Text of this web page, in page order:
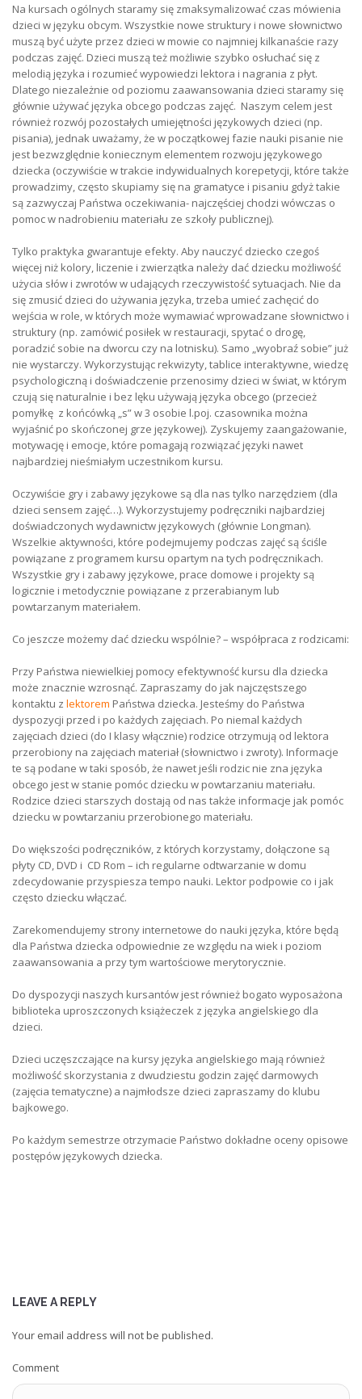
Na kursach ogólnych staramy się zmaksymalizować czas mówienia
dzieci w języku obcym. Wszystkie nowe struktury i nowe słownictwo
muszą być użyte przez dzieci w mowie co najmniej kilkanaście razy
podczas zajęć. Dzieci muszą też możliwie szybko osłuchać się z
melodią języka i rozumieć wypowiedzi lektora i nagrania z płyt.
Dlatego niezależnie od poziomu zaawansowania dzieci staramy się
głównie używać języka obcego podczas zajęć. Naszym celem jest
również rozwój pozostałych umiejętności językowych dzieci (np.
pisania), jednak uważamy, że w początkowej fazie nauki pisanie nie
jest bezwzględnie koniecznym elementem rozwoju językowego
dziecka (oczywiście w trakcie indywidualnych korepetycji, które także
prowadzimy, często skupiamy się na gramatyce i pisaniu gdyż takie
są zazwyczaj Państwa oczekiwania- najczęściej chodzi wówczas o
pomoc w nadrobieniu materiału ze szkoły publicznej).
Tylko praktyka gwarantuje efekty. Aby nauczyć dziecko czegoś
więcej niż kolory, liczenie i zwierzątka należy dać dziecku możliwość
użycia słów i zwrotów w udających rzeczywistość sytuacjach. Nie da
się zmusić dzieci do używania języka, trzeba umieć zachęcić do
wejścia w role, w których może wymawiać wprowadzane słownictwo i
struktury (np. zamówić posiłek w restauracji, spytać o drogę,
poradzić sobie na dworcu czy na lotnisku). Samo „wyobraź sobie” już
nie wystarczy. Wykorzystując rekwizyty, tablice interaktywne, wiedzę
psychologiczną i doświadczenie przenosimy dzieci w świat, w którym
czują się naturalnie i bez lęku używają języka obcego (przecież
pomyłkę z końcówką „s” w 3 osobie l.poj. czasownika można
wyjaśnić po skończonej grze językowej). Zyskujemy zaangażowanie,
motywację i emocje, które pomagają rozwiązać języki nawet
najbardziej nieśmiałym uczestnikom kursu.
Oczywiście gry i zabawy językowe są dla nas tylko narzędziem (dla
dzieci sensem zajęć…). Wykorzystujemy podręczniki najbardziej
doświadczonych wydawnictw językowych (głównie Longman).
Wszelkie aktywności, które podejmujemy podczas zajęć są ściśle
powiązane z programem kursu opartym na tych podręcznikach.
Wszystkie gry i zabawy językowe, prace domowe i projekty są
logicznie i metodycznie powiązane z przerabianym lub
powtarzanym materiałem.
Co jeszcze możemy dać dziecku wspólnie? – współpraca z rodzicami:
Przy Państwa niewielkiej pomocy efektywność kursu dla dziecka
może znacznie wzrosnąć. Zapraszamy do jak najczęstszego
kontaktu zlektorem Państwa dziecka. Jesteśmy do Państwa
dyspozycji przed i po każdych zajęciach. Po niemal każdych
zajęciach dzieci (do I klasy włącznie) rodzice otrzymują od lektora
przerobiony na zajęciach materiał (słownictwo i zwroty). Informacje
te są podane w taki sposób, że nawet jeśli rodzic nie zna języka
obcego jest w stanie pomóc dziecku w powtarzaniu materiału.
Rodzice dzieci starszych dostają od nas także informacje jak pomóc
dziecku w powtarzaniu przerobionego materiału.
Do większości podręczników, z których korzystamy, dołączone są
płyty CD, DVD i CD Rom – ich regularne odtwarzanie w domu
zdecydowanie przyspiesza tempo nauki. Lektor podpowie co i jak
często dziecku włączać.
Zarekomendujemy strony internetowe do nauki języka, które będą
dla Państwa dziecka odpowiednie ze względu na wiek i poziom
zaawansowania a przy tym wartościowe merytorycznie.
Do dyspozycji naszych kursantów jest również bogato wyposażona
biblioteka uproszczonych książeczek z języka angielskiego dla
dzieci.
Dzieci uczęszczające na kursy języka angielskiego mają również
możliwość skorzystania z dwudziestu godzin zajęć darmowych
(zajęcia tematyczne) a najmłodsze dzieci zapraszamy do klubu
bajkowego.
Po każdym semestrze otrzymacie Państwo dokładne oceny opisowe
postępów językowych dziecka.
LEAVE A REPLY
Your email address will not be published.
Comment